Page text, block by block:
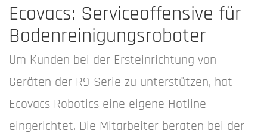
Ecovacs: Serviceoffensive für
Bodenreinigungsroboter
Um Kunden bei der Ersteinrichtung von
Geräten der R9-Serie zu unterstützen, hat
Ecovacs Robotics eine eigene Hotline
eingerichtet. Die Mitarbeiter beraten bei der